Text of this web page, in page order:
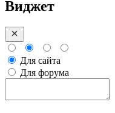
Виджет
Для сайта
Для форума